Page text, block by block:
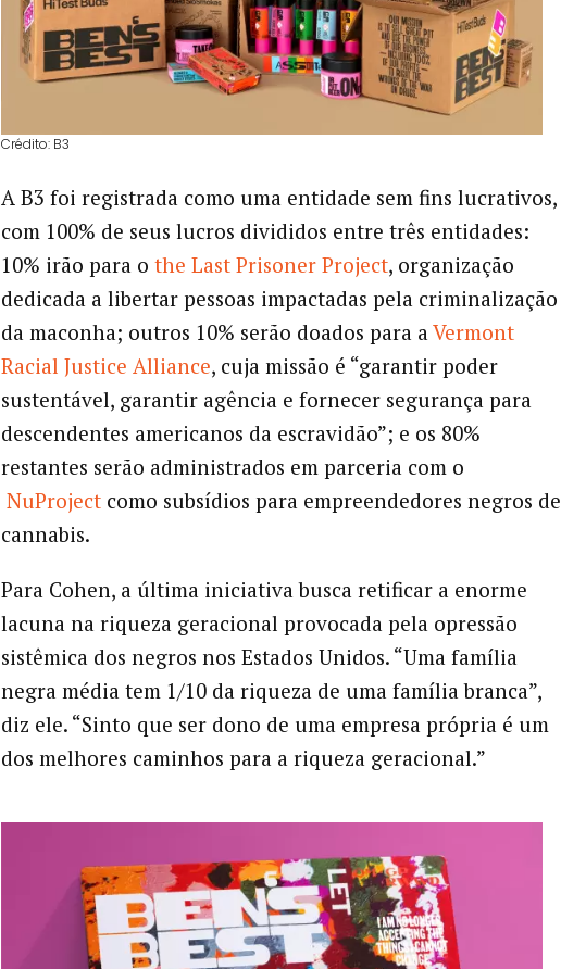
Crédito: B3
A B3 foi registrada como uma entidade sem fins lucrativos,
com 100% de seus lucros divididos entre três entidades:
10% irão para o the Last Prisoner Project, organização
dedicada a libertar pessoas impactadas pela criminalização
da maconha; outros 10% serão doados para aVermont
Racial Justice Alliance, cuja missão é “garantir poder
sustentável, garantir agência e fornecer segurança para
descendentes americanos da escravidão”; e os 80%
restantes serão administrados em parceria com o
NuProjectcomo subsídios para empreendedores negros de
cannabis.
Para Cohen, a última iniciativa busca retificar a enorme
lacuna na riqueza geracional provocada pela opressão
sistêmica dos negros nos Estados Unidos. “Uma família
negra média tem 1/10 da riqueza de uma família branca”,
diz ele. “Sinto que ser dono de uma empresa própria é um
dos melhores caminhos para a riqueza geracional.”